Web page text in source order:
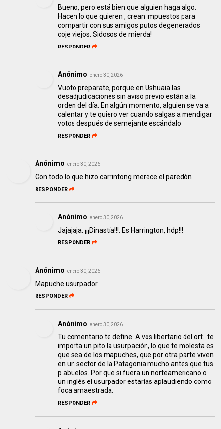
Bueno, pero está bien que alguien haga algo.
Hacen lo que quieren , crean impuestos para
compartir con sus amigos putos degenerados
coje viejos. Sidosos de mierda!
RESPONDER
Anónimo enero 30, 2026
Vuoto preparate, porque en Ushuaia las
desadjudicaciones sin aviso previo están a la
orden del día. En algún momento, alguien se va a
calentar y te quiero ver cuando salgas a mendigar
votos después de semejante escándalo
RESPONDER
Anónimo enero 30, 2026
Con todo lo que hizo carrintong merece el paredón
RESPONDER
Anónimo enero 30, 2026
Jajajaja. ¡¡¡Dinastía!!!. Es Harrington, hdp!!!
RESPONDER
Anónimo enero 30, 2026
Mapuche usurpador.
RESPONDER
Anónimo enero 30, 2026
Tu comentario te define. A vos libertario del ort.. te
importa un pito la usurpación, lo que te molesta es
que sea de los mapuches, que por otra parte viven
en un sector de la Patagonia mucho antes que tus
p abuelos. Por que si fuera un norteamericano o
un inglés el usurpador estarías aplaudiendo como
foca amaestrada.
RESPONDER